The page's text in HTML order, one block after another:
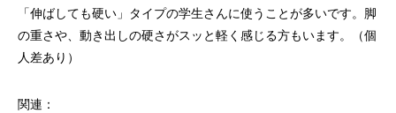
「伸ばしても硬い」タイプの学生さんに使うことが多いです。脚
の重さや、動き出しの硬さがスッと軽く感じる方もいます。（個
人差あり）
関連：